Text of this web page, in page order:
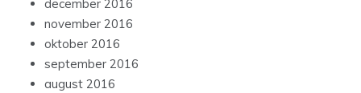
december 2016
november 2016
oktober 2016
september 2016
august 2016